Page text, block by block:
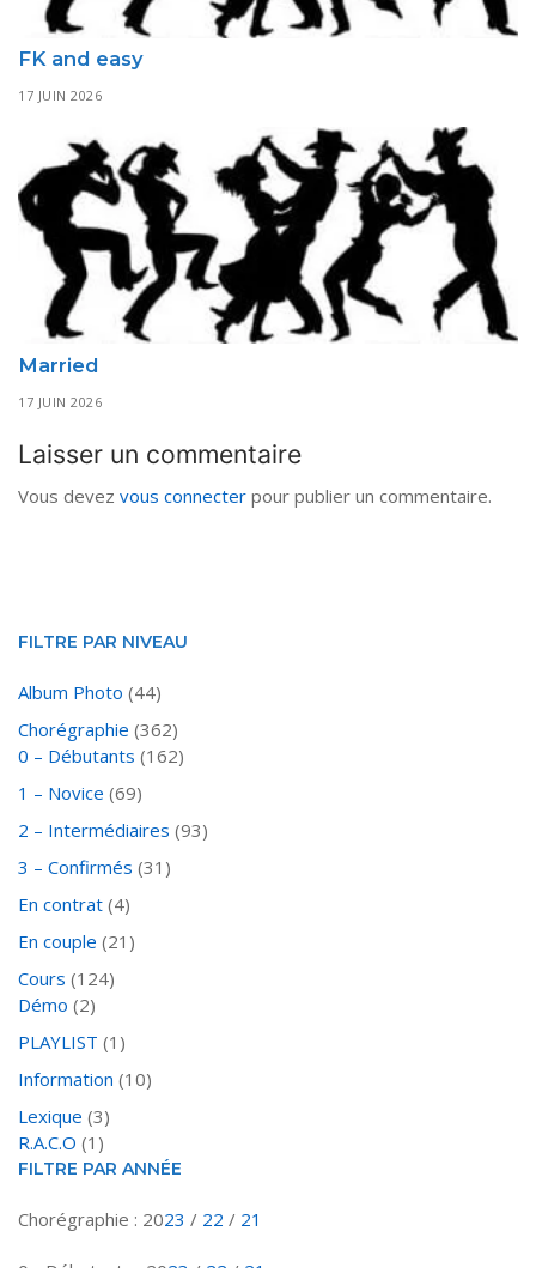
FK and easy
17 JUIN 2026
Married
17 JUIN 2026
Laisser un commentaire
Vous devez vous connecter pour publier un commentaire.
FILTRE PAR NIVEAU
Album Photo (44)
Chorégraphie (362)
0 – Débutants (162)
1 – Novice (69)
2 – Intermédiaires (93)
3 – Confirmés (31)
En contrat (4)
En couple (21)
Cours (124)
Démo (2)
PLAYLIST (1)
Information (10)
Lexique (3)
R.A.C.O (1)
FILTRE PAR ANNÉE
Chorégraphie : 2023 / 22 / 21